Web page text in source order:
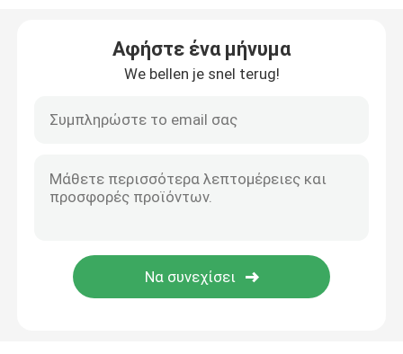
Αφήστε ένα μήνυμα
We bellen je snel terug!